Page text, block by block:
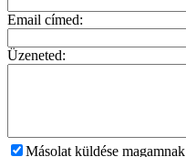
Email címed:
Üzeneted:
Másolat küldése magamnak